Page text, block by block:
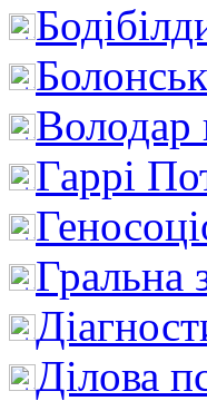
Володар
Гаррі
Гральна
Ділова